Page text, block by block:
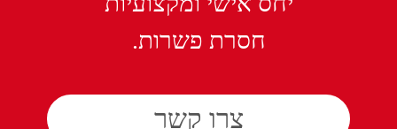
פספורטכארד ביטוח
נסיעות לחו"ל